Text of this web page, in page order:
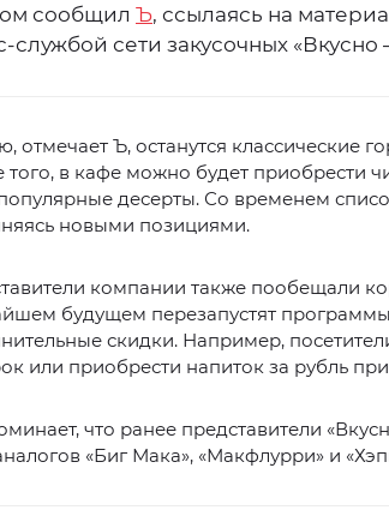
сообщил Ъ, ссылаясь на
службой сети закусочных «Вкусно
отмечает Ъ, останутся классические
в кафе можно будет приобрести
десерты. Со временем
новыми позициями.
компании также пообещали
будущем перезапустят программы
скидки. Например,
или приобрести напиток за рубль
что ранее представители
«Биг Мака», «Макфлурри» и